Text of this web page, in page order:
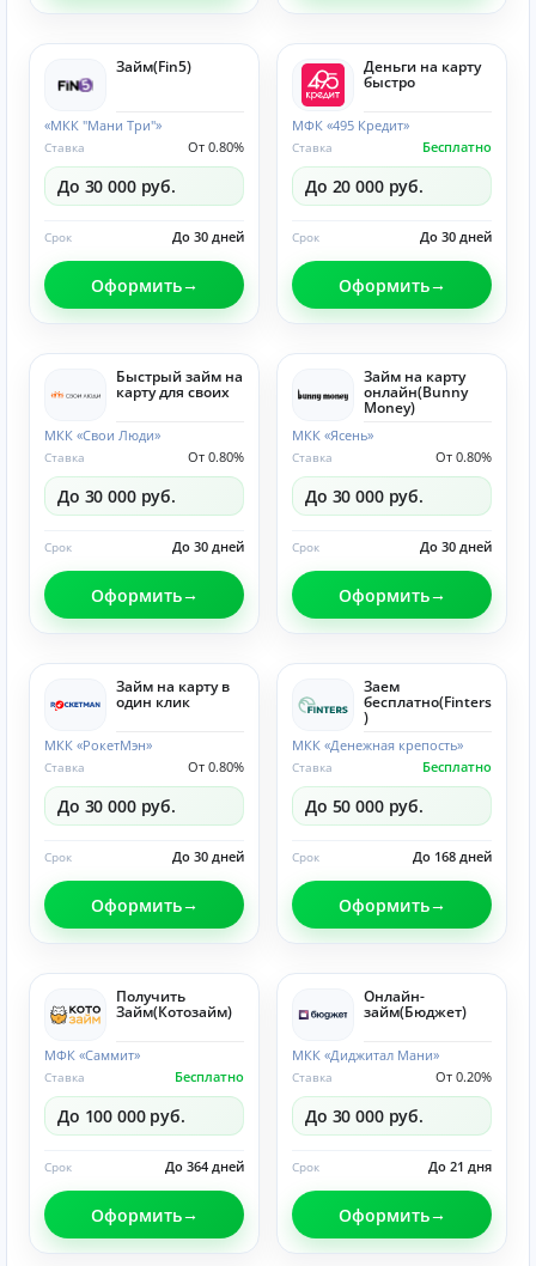
Займ(Fin5)
«МКК "Мани Три"»
От 0.80%
Ставка
До 30 000 руб.
До 30 дней
Срок
Оформить
Деньги на карту
быстро
МФК «495 Кредит»
Бесплатно
Ставка
До 20 000 руб.
До 30 дней
Срок
Оформить
Быстрый займ на
карту для своих
МКК «Свои Люди»
От 0.80%
Ставка
До 30 000 руб.
До 30 дней
Срок
Оформить
Займ на карту
онлайн(Bunny
Money)
МКК «Ясень»
От 0.80%
Ставка
До 30 000 руб.
До 30 дней
Срок
Оформить
Займ на карту в
один клик
МКК «РокетМэн»
От 0.80%
Ставка
До 30 000 руб.
До 30 дней
Срок
Оформить
Заем
бесплатно(Finters
)
МКК «Денежная крепость»
Бесплатно
Ставка
До 50 000 руб.
До 168 дней
Срок
Оформить
Получить
Займ(Котозайм)
МФК «Саммит»
Бесплатно
Ставка
До 100 000 руб.
До 364 дней
Срок
Оформить
Онлайн-
займ(Бюджет)
МКК «Диджитал Мани»
От 0.20%
Ставка
До 30 000 руб.
До 21 дня
Срок
Оформить